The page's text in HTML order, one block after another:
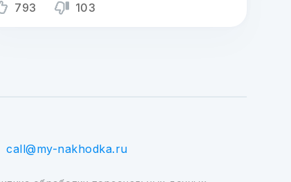
793 103
call@my-nakhodka.ru